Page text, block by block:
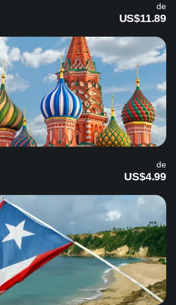
de
US$11.89
de
US$4.99